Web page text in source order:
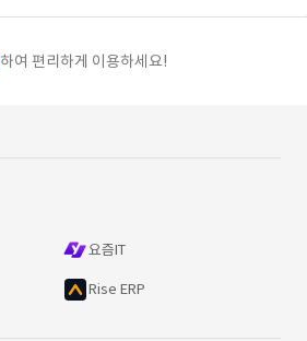
하여 편리하게 이용하세요!
요즘IT
Rise ERP